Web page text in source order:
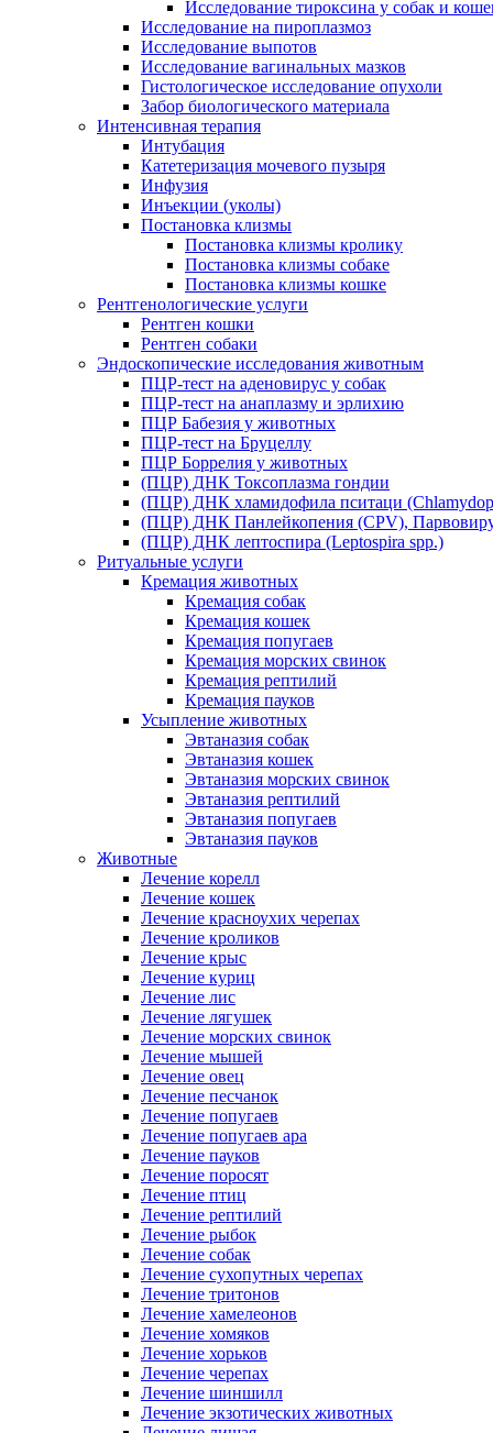
Исследование тироксина у собак и
Исследование на пироплазмоз
Исследование выпотов
Исследование вагинальных мазков
Гистологическое исследование опухоли
Забор биологического материала
Интенсивная терапия
Интубация
Катетеризация мочевого пузыря
Инфузия
Инъекции (уколы)
Постановка клизмы
Постановка клизмы кролику
Постановка клизмы собаке
Постановка клизмы кошке
Рентгенологические услуги
Рентген кошки
Рентген собаки
Эндоскопические исследования животным
ПЦР-тест на аденовирус у собак
ПЦР-тест на анаплазму и эрлихию
ПЦР Бабезия у животных
ПЦР-тест на Бруцеллу
ПЦР Боррелия у животных
(ПЦР) ДНК Токсоплазма гондии
(ПЦР) ДНК хламидофила пситаци
(ПЦР) ДНК Панлейкопения (CPV),
(ПЦР) ДНК лептоспира (Leptospira spp.)
Ритуальные услуги
Кремация животных
Кремация собак
Кремация кошек
Кремация попугаев
Кремация морских свинок
Кремация рептилий
Кремация пауков
Усыпление животных
Эвтаназия собак
Эвтаназия кошек
Эвтаназия морских свинок
Эвтаназия рептилий
Эвтаназия попугаев
Эвтаназия пауков
Животные
Лечение корелл
Лечение кошек
Лечение красноухих черепах
Лечение кроликов
Лечение крыс
Лечение куриц
Лечение лис
Лечение лягушек
Лечение морских свинок
Лечение мышей
Лечение овец
Лечение песчанок
Лечение попугаев
Лечение попугаев ара
Лечение пауков
Лечение поросят
Лечение птиц
Лечение рептилий
Лечение рыбок
Лечение собак
Лечение сухопутных черепах
Лечение тритонов
Лечение хамелеонов
Лечение хомяков
Лечение хорьков
Лечение черепах
Лечение шиншилл
Лечение экзотических животных